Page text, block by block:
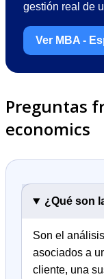
gestión real de
Ver MBA -
Preguntas
economics
¿Qué son
Son el
asociados a
cliente, una